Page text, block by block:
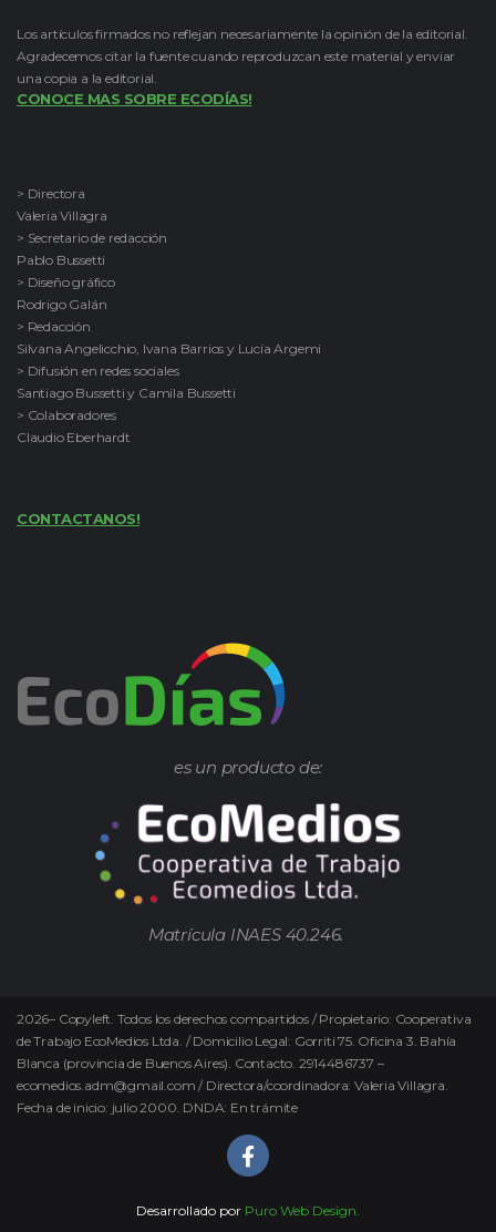
Los artículos firmados no reflejan necesariamente la opinión de la editorial.
Agradecemos citar la fuente cuando reproduzcan este material y enviar
una copia a la editorial.
CONOCE MAS SOBRE ECODÍAS!
> Directora
Valeria Villagra
> Secretario de redacción
Pablo Bussetti
> Diseño gráfico
Rodrigo Galán
> Redacción
Silvana Angelicchio, Ivana Barrios y Lucía Argemi
> Difusión en redes sociales
Santiago Bussetti y Camila Bussetti
> Colaboradores
Claudio Eberhardt
CONTACTANOS!
es un producto de:
Matrícula INAES 40.246.
2026– Copyleft. Todos los derechos compartidos / Propietario: Cooperativa
de Trabajo EcoMedios Ltda. / Domicilio Legal: Gorriti 75. Oficina 3. Bahía
Blanca (provincia de Buenos Aires). Contacto. 2914486737 –
ecomedios.adm@gmail.com / Directora/coordinadora: Valeria Villagra.
Fecha de inicio: julio 2000. DNDA: En trámite
Desarrollado por Puro Web Design.